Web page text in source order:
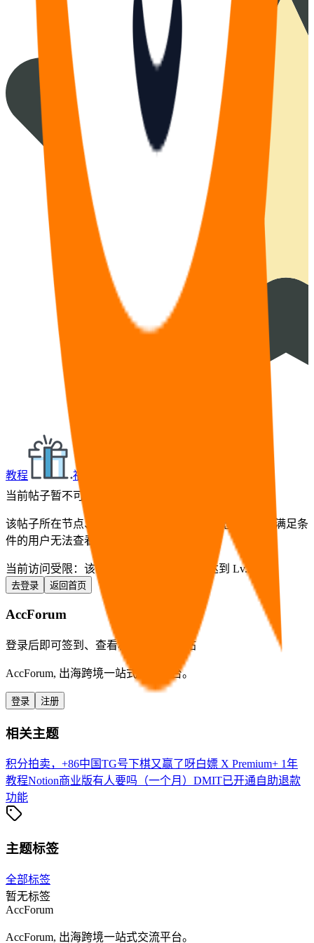
教程 福利
当前帖子暂不可查看
该帖子所在节点、分区或帖子本身设置了浏览门槛，未满足条
件的用户无法查看帖子正文与互动内容。
当前访问受限： 该帖子要求用户等级至少达到 Lv.1
去登录 返回首页
AccForum
登录后即可签到、查看积分与快捷发帖
AccForum, 出海跨境一站式交流平台。
登录 注册
相关主题
积分拍卖，+86中国TG号下棋又赢了呀白嫖 X Premium+ 1年
教程Notion商业版有人要吗（一个月） DMIT已开通自助退款
功能
主题标签
全部标签
暂无标签
AccForum
AccForum, 出海跨境一站式交流平台。